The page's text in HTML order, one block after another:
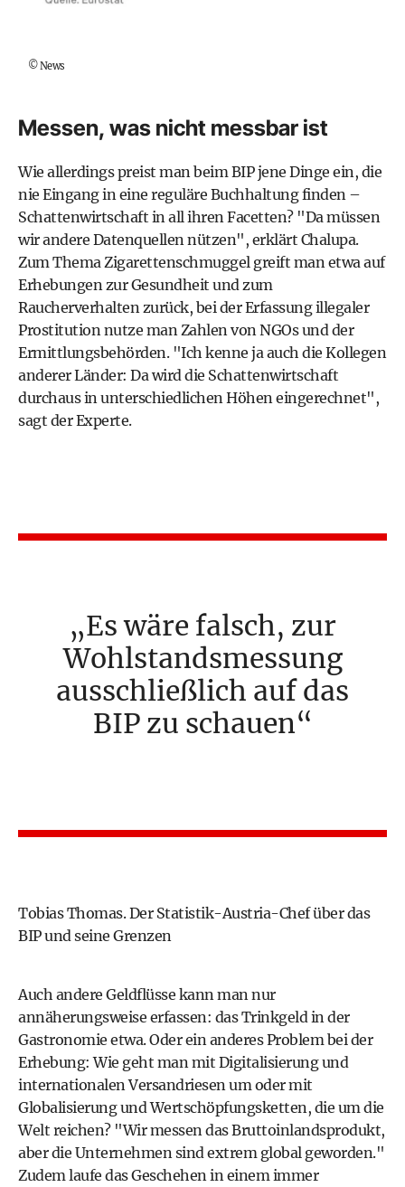
©News
Messen, was nicht messbar ist
Wie allerdings preist man beim BIP jene Dinge ein, die
nie Eingang in eine reguläre Buchhaltung finden –
Schattenwirtschaft in all ihren Facetten? "Da müssen
wir andere Datenquellen nützen", erklärt Chalupa.
Zum Thema Zigarettenschmuggel greift man etwa auf
Erhebungen zur Gesundheit und zum
Raucherverhalten zurück, bei der Erfassung illegaler
Prostitution nutze man Zahlen von NGOs und der
Ermittlungsbehörden. "Ich kenne ja auch die Kollegen
anderer Länder: Da wird die Schattenwirtschaft
durchaus in unterschiedlichen Höhen eingerechnet",
sagt der Experte.
Es wäre falsch, zur
Wohlstandsmessung
ausschließlich auf das
BIP zu schauen
Tobias Thomas. Der Statistik-Austria-Chef über das
BIP und seine Grenzen
Auch andere Geldflüsse kann man nur
annäherungsweise erfassen: das Trinkgeld in der
Gastronomie etwa. Oder ein anderes Problem bei der
Erhebung: Wie geht man mit Digitalisierung und
internationalen Versandriesen um oder mit
Globalisierung und Wertschöpfungsketten, die um die
Welt reichen? "Wir messen das Bruttoinlandsprodukt,
aber die Unternehmen sind extrem global geworden."
Zudem laufe das Geschehen in einem immer